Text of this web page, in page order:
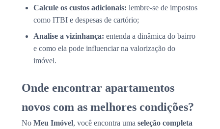
Calcule os custos adicionais: lembre-se de impostos
como ITBI e despesas de cartório;
Analise a vizinhança: entenda a dinâmica do bairro
e como ela pode influenciar na valorização do
imóvel.
Onde encontrar apartamentos
novos com as melhores condições?
No Meu Imóvel, você encontra uma seleção completa